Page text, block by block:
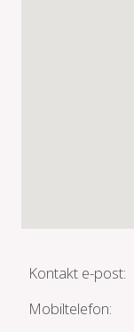
Kontakt e-post:
Mobiltelefon: